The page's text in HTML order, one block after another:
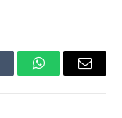
WhatsApp
E-